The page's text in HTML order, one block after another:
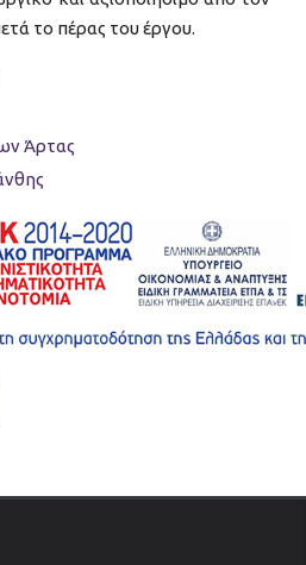
το πέρας του έργου.
Άρτας